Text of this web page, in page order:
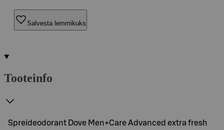
Salvesta lemmikuks
Tooteinfo
Spreideodorant Dove Men+Care Advanced extra fresh